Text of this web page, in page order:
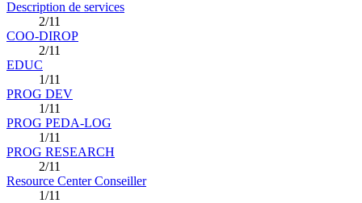
Description de services
2/11
COO-DIROP
2/11
EDUC
1/11
PROG DEV
1/11
PROG PEDA-LOG
1/11
PROG RESEARCH
2/11
Resource Center Conseiller
1/11